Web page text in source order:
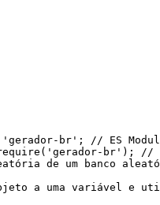
'gerador-br' ;
// ES
br'); //
de um banco
a uma variável e